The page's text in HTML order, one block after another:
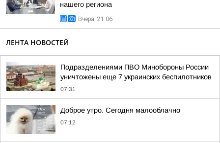
нашего региона
Вчера, 21:06
ЛЕНТА НОВОСТЕЙ
Подразделениями ПВО Минобороны России
уничтожены еще 7 украинских беспилотников
07:31
Доброе утро. Сегодня малооблачно
07:12